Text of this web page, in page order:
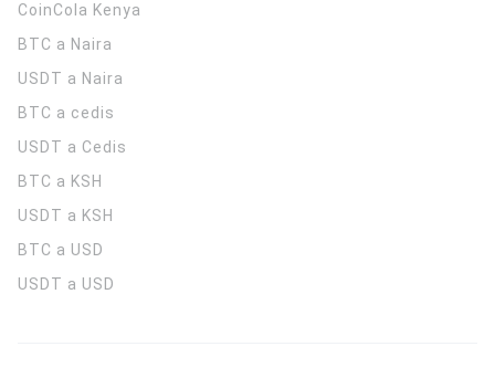
CoinCola Kenya
BTC a Naira
USDT a Naira
BTC a cedis
USDT a Cedis
BTC a KSH
USDT a KSH
BTC a USD
USDT a USD